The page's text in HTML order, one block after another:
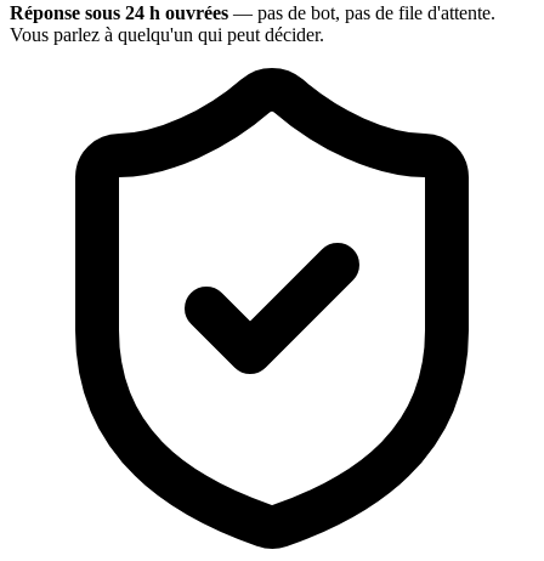
Réponse sous 24 h ouvrées — pas de bot, pas de file d'attente.
Vous parlez à quelqu'un qui peut décider.